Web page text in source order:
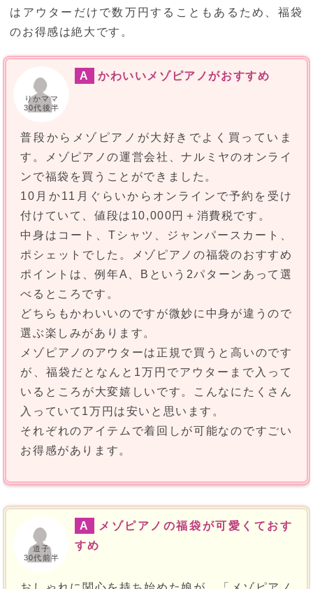
はアウターだけで数万円することもあるため、福袋
のお得感は絶大です。
りかママ
30代後半
A かわいいメゾピアノがおすすめ
普段からメゾピアノが大好きでよく買っていま
す。メゾピアノの運営会社、ナルミヤのオンライ
ンで福袋を買うことができました。
10月か11月ぐらいからオンラインで予約を受け
付けていて、値段は10,000円＋消費税です。
中身はコート、Tシャツ、ジャンパースカート、
ポシェットでした。メゾピアノの福袋のおすすめ
ポイントは、例年A、Bという2パターンあって選
べるところです。
どちらもかわいいのですが微妙に中身が違うので
選ぶ楽しみがあります。
メゾピアノのアウターは正規で買うと高いのです
が、福袋だとなんと1万円でアウターまで入って
いるところが大変嬉しいです。こんなにたくさん
入っていて1万円は安いと思います。
それぞれのアイテムで着回しが可能なのですごい
お得感があります。
道子
30代前半
A
メゾピアノの福袋が可愛くておす
すめ